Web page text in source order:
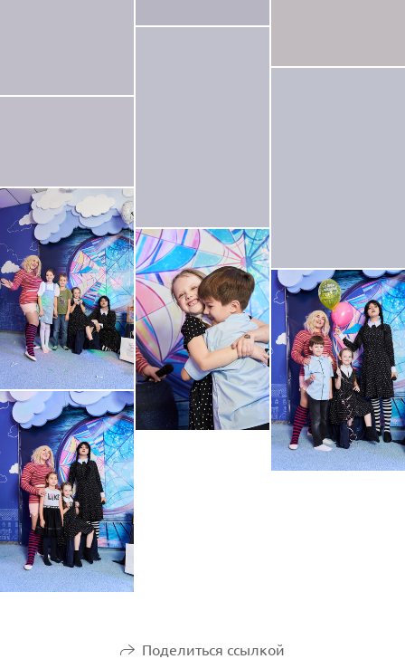
Поделиться ссылкой